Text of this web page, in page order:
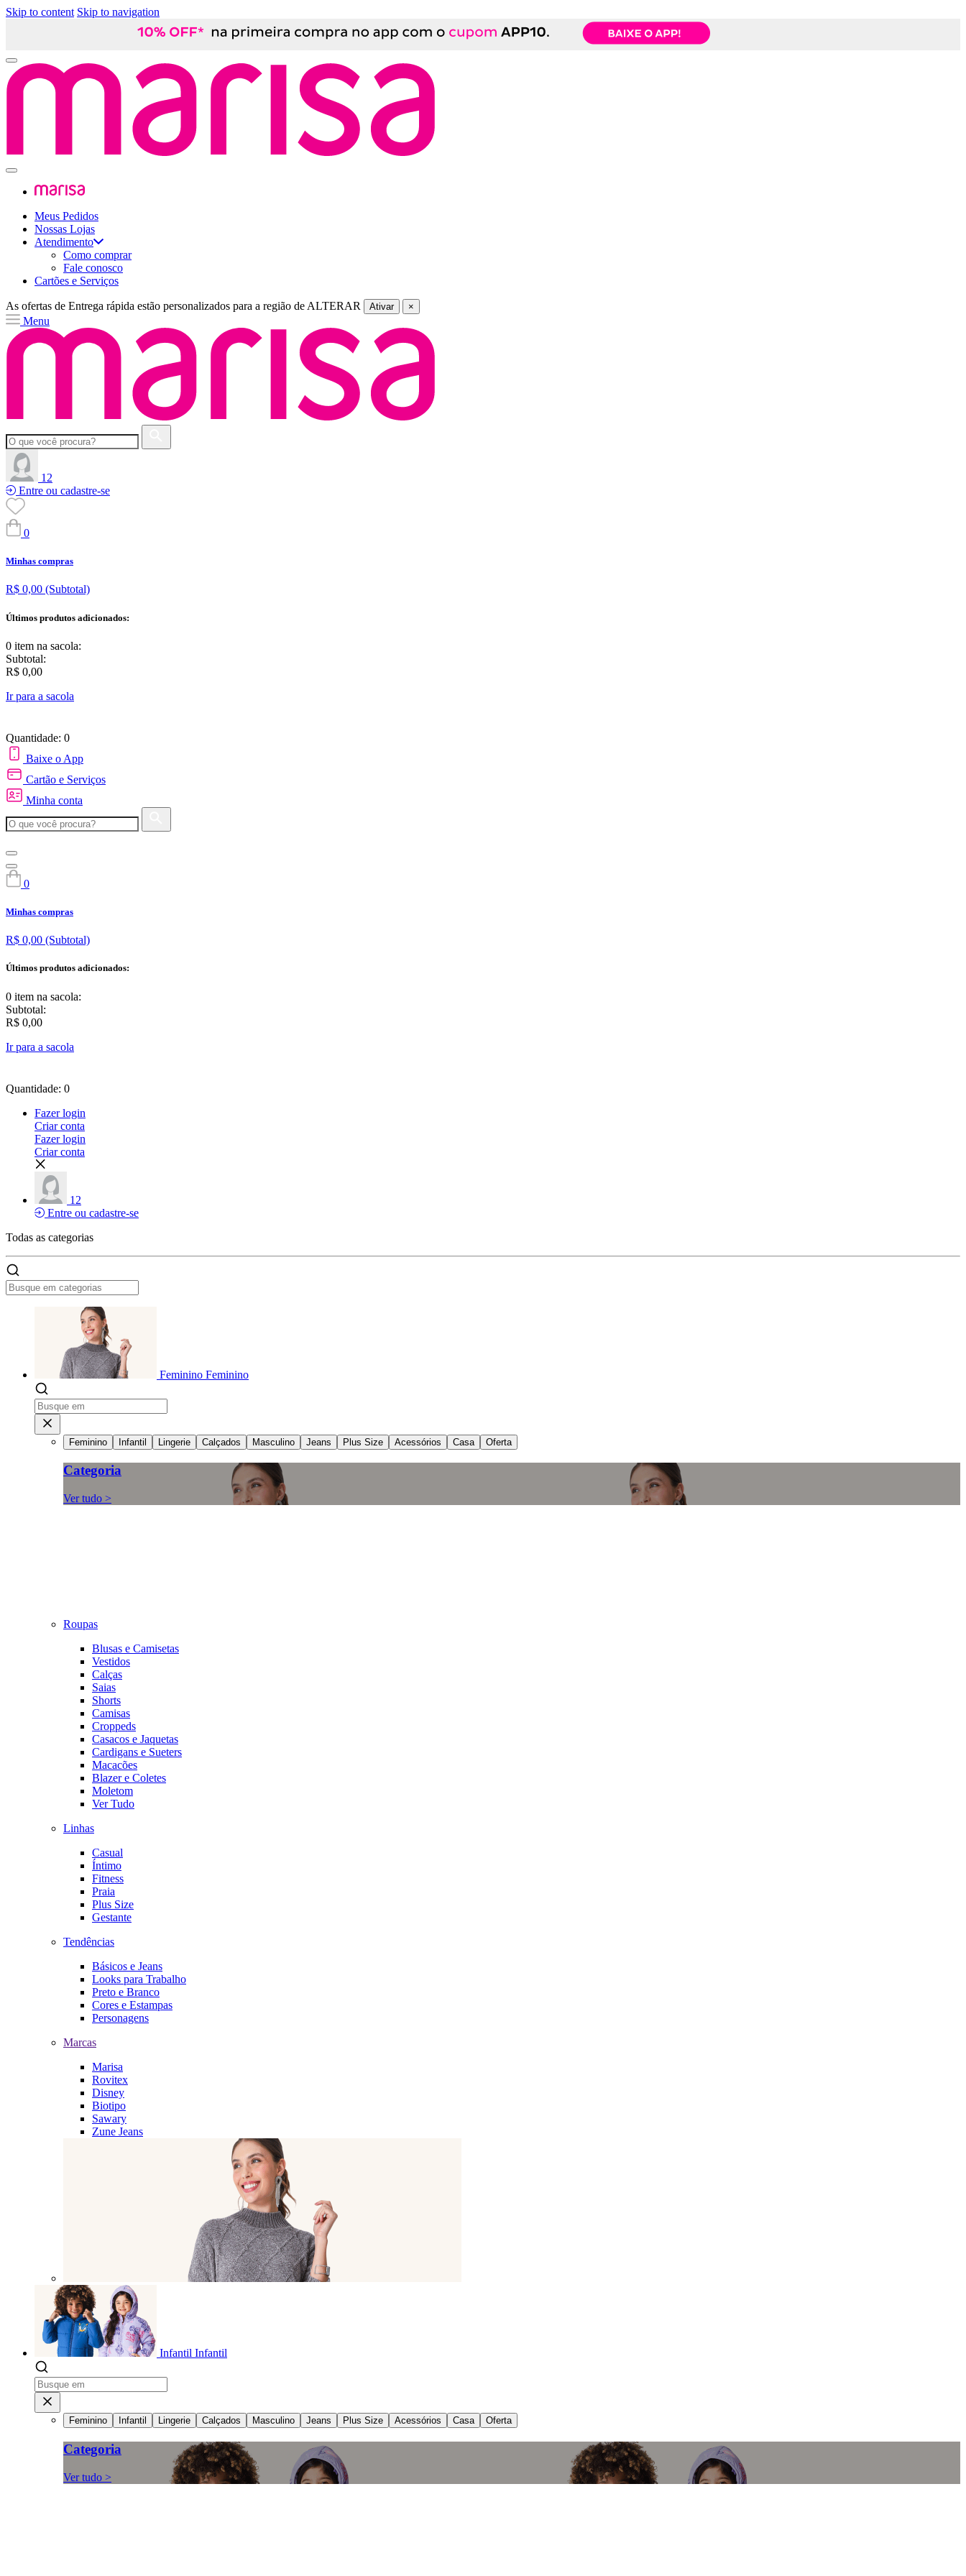
Skip to content Skip to navigation
Meus Pedidos
Nossas Lojas
Atendimento
Como comprar
Fale conosco
Cartões e Serviços
As ofertas de Entrega rápida estão personalizados para a região de ALTERAR Ativar ×
Menu
12
Entre ou cadastre-se
0
Minhas compras
R$ 0,00 (Subtotal)
Últimos produtos adicionados:
0 item na sacola:
Subtotal:
R$ 0,00
Ir para a sacola
Quantidade: 0
Baixe o App
Cartão e Serviços
Minha conta
0
Minhas compras
R$ 0,00 (Subtotal)
Últimos produtos adicionados:
0 item na sacola:
Subtotal:
R$ 0,00
Ir para a sacola
Quantidade: 0
Fazer login
Criar conta
Fazer login
Criar conta
12
Entre ou cadastre-se
Todas as categorias
Feminino Feminino
Feminino Infantil Lingerie Calçados Masculino Jeans Plus Size Acessórios Casa Oferta
Categoria
Ver tudo >
Roupas
Blusas e Camisetas
Vestidos
Calças
Saias
Shorts
Camisas
Croppeds
Casacos e Jaquetas
Cardigans e Sueters
Macacões
Blazer e Coletes
Moletom
Ver Tudo
Linhas
Casual
Íntimo
Fitness
Praia
Plus Size
Gestante
Tendências
Básicos e Jeans
Looks para Trabalho
Preto e Branco
Cores e Estampas
Personagens
Marcas
Marisa
Rovitex
Disney
Biotipo
Sawary
Zune Jeans
Infantil Infantil
Feminino Infantil Lingerie Calçados Masculino Jeans Plus Size Acessórios Casa Oferta
Categoria
Ver tudo >